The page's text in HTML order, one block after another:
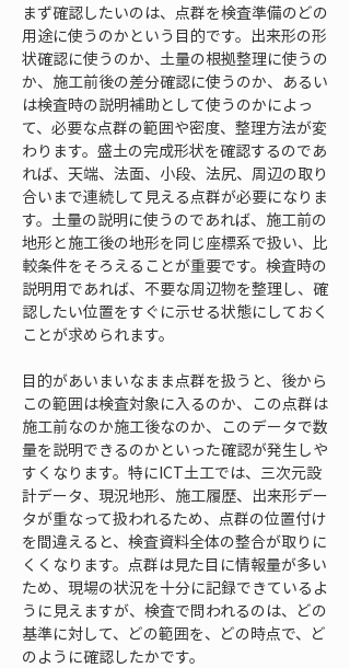
まず確認したいのは、点群を検査準備のどの
用途に使うのかという目的です。出来形の形
状確認に使うのか、土量の根拠整理に使うの
か、施工前後の差分確認に使うのか、あるい
は検査時の説明補助として使うのかによっ
て、必要な点群の範囲や密度、整理方法が変
わります。盛土の完成形状を確認するのであ
れば、天端、法面、小段、法尻、周辺の取り
合いまで連続して見える点群が必要になりま
す。土量の説明に使うのであれば、施工前の
地形と施工後の地形を同じ座標系で扱い、比
較条件をそろえることが重要です。検査時の
説明用であれば、不要な周辺物を整理し、確
認したい位置をすぐに示せる状態にしておく
ことが求められます。
目的があいまいなまま点群を扱うと、後から
この範囲は検査対象に入るのか、この点群は
施工前なのか施工後なのか、このデータで数
量を説明できるのかといった確認が発生しや
すくなります。特にICT土工では、三次元設
計データ、現況地形、施工履歴、出来形デー
タが重なって扱われるため、点群の位置付け
を間違えると、検査資料全体の整合が取りに
くくなります。点群は見た目に情報量が多い
ため、現場の状況を十分に記録できているよ
うに見えますが、検査で問われるのは、どの
基準に対して、どの範囲を、どの時点で、ど
のように確認したかです。